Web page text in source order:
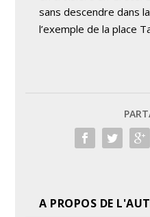
sans descendre dans
l’exemple de la place
A PROPOS DE